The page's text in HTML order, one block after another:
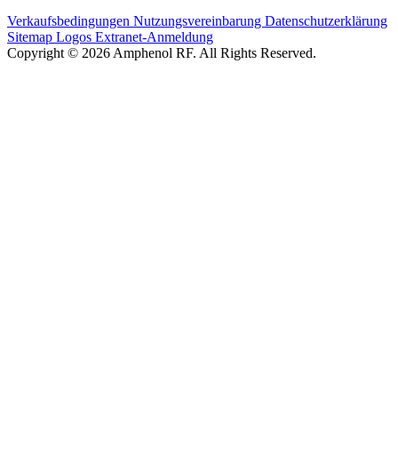
Verkaufsbedingungen Nutzungsvereinbarung Datenschutzerklärung
Sitemap Logos Extranet-Anmeldung
Copyright © 2026 Amphenol RF. All Rights Reserved.